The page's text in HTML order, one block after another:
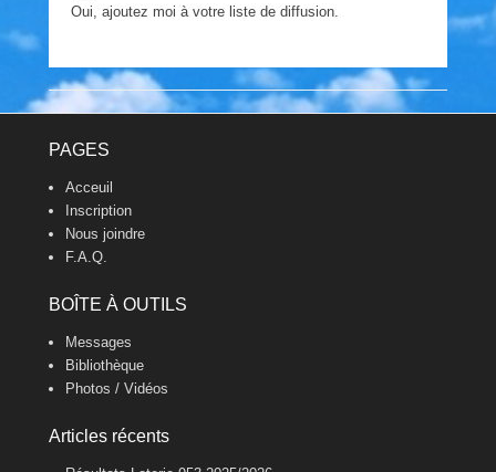
Oui, ajoutez moi à votre liste de diffusion.
PAGES
Acceuil
Inscription
Nous joindre
F.A.Q.
BOÎTE À OUTILS
Messages
Bibliothèque
Photos / Vidéos
Articles récents